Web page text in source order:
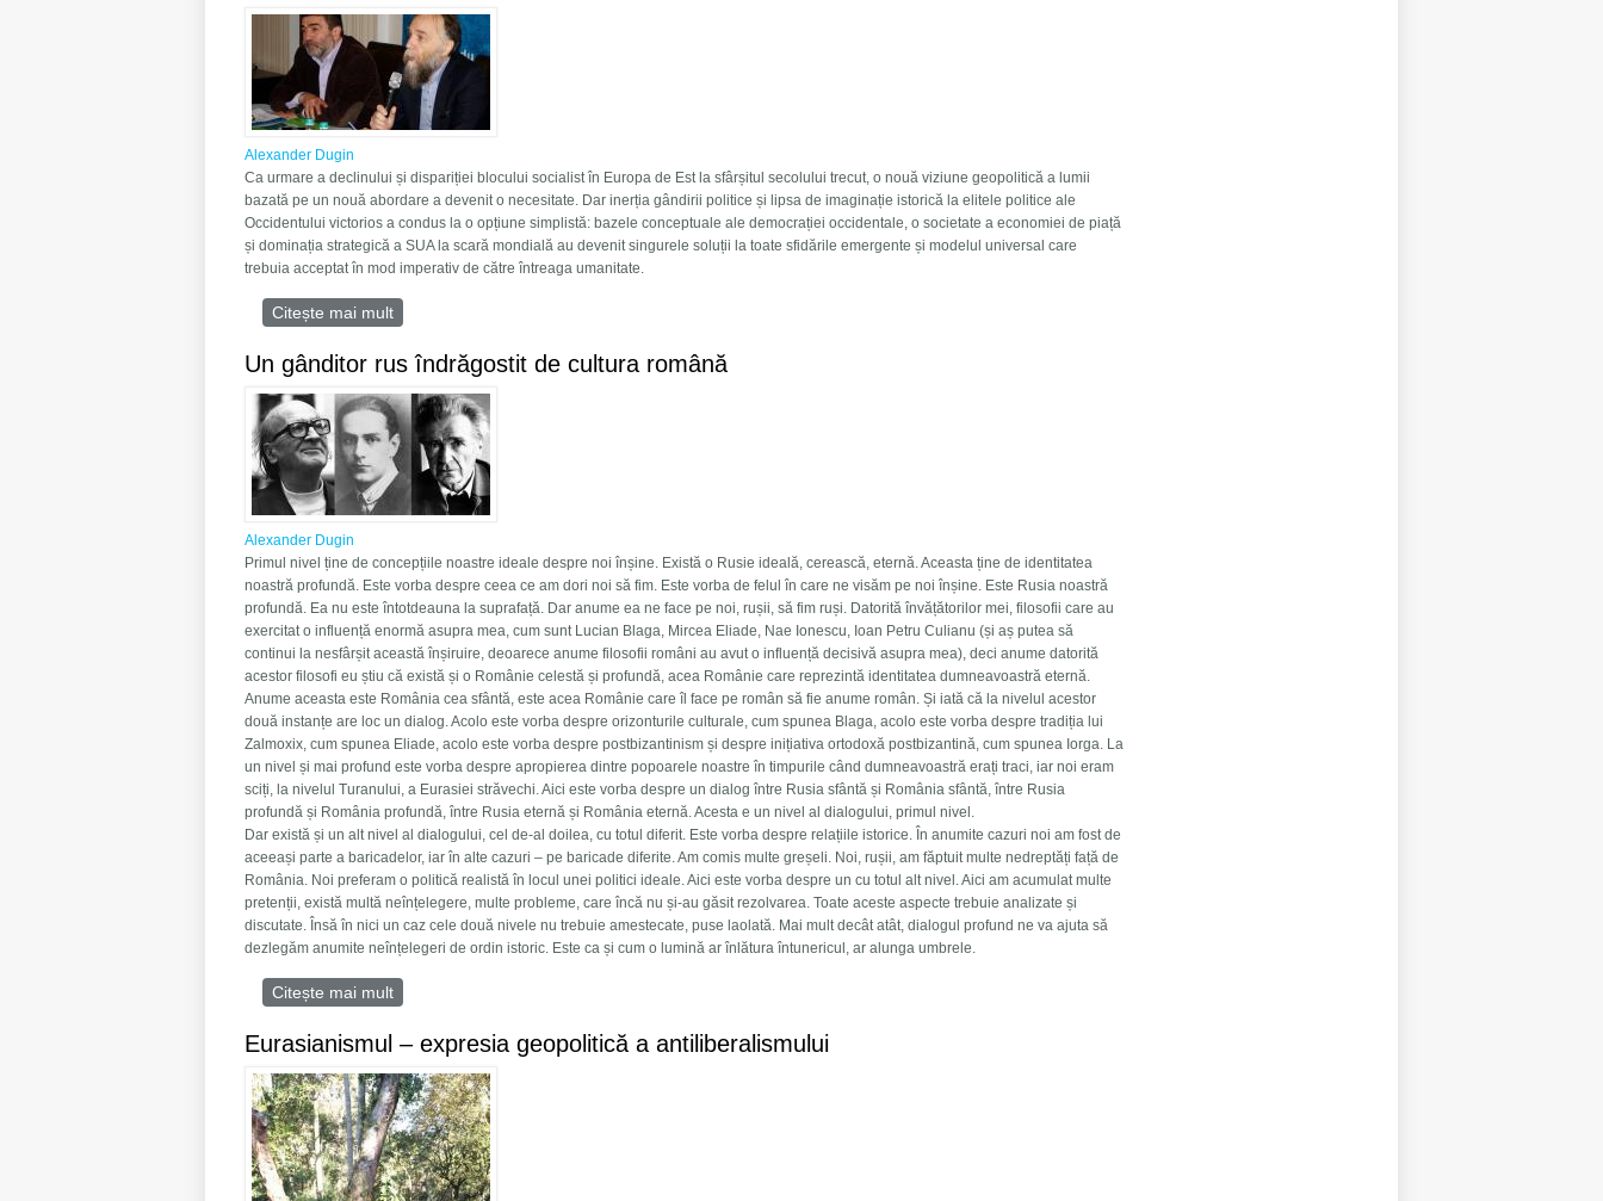
Alexander Dugin
Ca urmare a declinului și dispariției blocului socialist în Europa de Est la sfârșitul secolului trecut, o nouă viziune geopolitică a lumii
bazată pe un nouă abordare a devenit o necesitate. Dar inerția gândirii politice și lipsa de imaginație istorică la elitele politice ale
Occidentului victorios a condus la o opțiune simplistă: bazele conceptuale ale democrației occidentale, o societate a economiei de piață
și dominația strategică a SUA la scară mondială au devenit singurele soluții la toate sfidările emergente și modelul universal care
trebuia acceptat în mod imperativ de către întreaga umanitate.
Citește mai mult
Un gânditor rus îndrăgostit de cultura română
Alexander Dugin
Primul nivel ține de concepțiile noastre ideale despre noi înșine. Există o Rusie ideală, cerească, eternă. Aceasta ține de identitatea
noastră profundă. Este vorba despre ceea ce am dori noi să fim. Este vorba de felul în care ne visăm pe noi înșine. Este Rusia noastră
profundă. Ea nu este întotdeauna la suprafață. Dar anume ea ne face pe noi, rușii, să fim ruși. Datorită învățătorilor mei, filosofii care au
exercitat o influență enormă asupra mea, cum sunt Lucian Blaga, Mircea Eliade, Nae Ionescu, Ioan Petru Culianu (și aș putea să
continui la nesfârșit această înșiruire, deoarece anume filosofii români au avut o influență decisivă asupra mea), deci anume datorită
acestor filosofi eu știu că există și o Românie celestă și profundă, acea Românie care reprezintă identitatea dumneavoastră eternă.
Anume aceasta este România cea sfântă, este acea Românie care îl face pe român să fie anume român. Și iată că la nivelul acestor
două instanțe are loc un dialog. Acolo este vorba despre orizonturile culturale, cum spunea Blaga, acolo este vorba despre tradiția lui
Zalmoxix, cum spunea Eliade, acolo este vorba despre postbizantinism și despre inițiativa ortodoxă postbizantină, cum spunea Iorga. La
un nivel și mai profund este vorba despre apropierea dintre popoarele noastre în timpurile când dumneavoastră erați traci, iar noi eram
sciți, la nivelul Turanului, a Eurasiei străvechi. Aici este vorba despre un dialog între Rusia sfântă și România sfântă, între Rusia
profundă și România profundă, între Rusia eternă și România eternă. Acesta e un nivel al dialogului, primul nivel.
Dar există și un alt nivel al dialogului, cel de-al doilea, cu totul diferit. Este vorba despre relațiile istorice. În anumite cazuri noi am fost de
aceeași parte a baricadelor, iar în alte cazuri – pe baricade diferite. Am comis multe greșeli. Noi, rușii, am făptuit multe nedreptăți față de
România. Noi preferam o politică realistă în locul unei politici ideale. Aici este vorba despre un cu totul alt nivel. Aici am acumulat multe
pretenții, există multă neînțelegere, multe probleme, care încă nu și-au găsit rezolvarea. Toate aceste aspecte trebuie analizate și
discutate. Însă în nici un caz cele două nivele nu trebuie amestecate, puse laolată. Mai mult decât atât, dialogul profund ne va ajuta să
dezlegăm anumite neînțelegeri de ordin istoric. Este ca și cum o lumină ar înlătura întunericul, ar alunga umbrele.
Citește mai mult
Eurasianismul – expresia geopolitică a antiliberalismului